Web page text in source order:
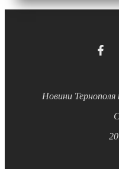
Новини Тернополя